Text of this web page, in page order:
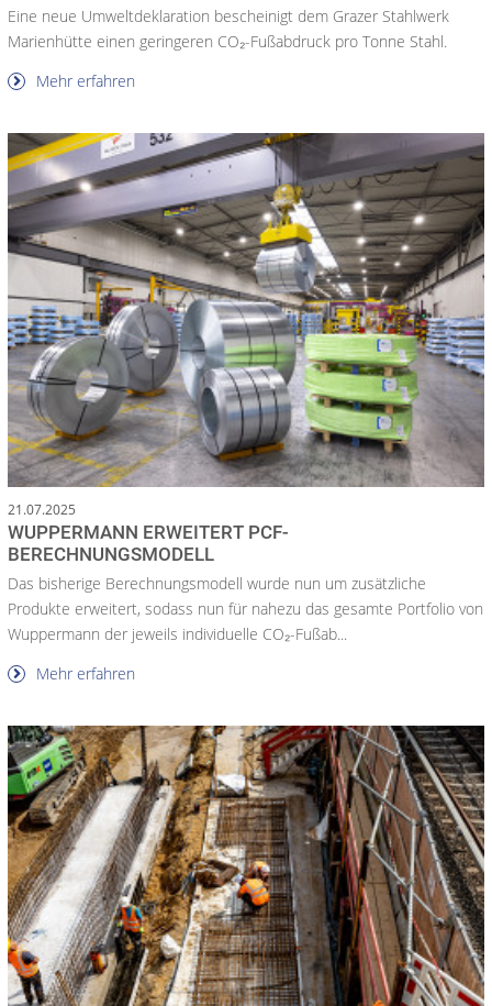
Eine neue Umweltdeklaration bescheinigt dem Grazer Stahlwerk
Marienhütte einen geringeren CO₂-Fußabdruck pro Tonne Stahl.
Mehr erfahren
21.07.2025
WUPPERMANN ERWEITERT PCF-
BERECHNUNGSMODELL
Das bisherige Berechnungsmodell wurde nun um zusätzliche
Produkte erweitert, sodass nun für nahezu das gesamte Portfolio von
Wuppermann der jeweils individuelle CO₂-Fußab...
Mehr erfahren